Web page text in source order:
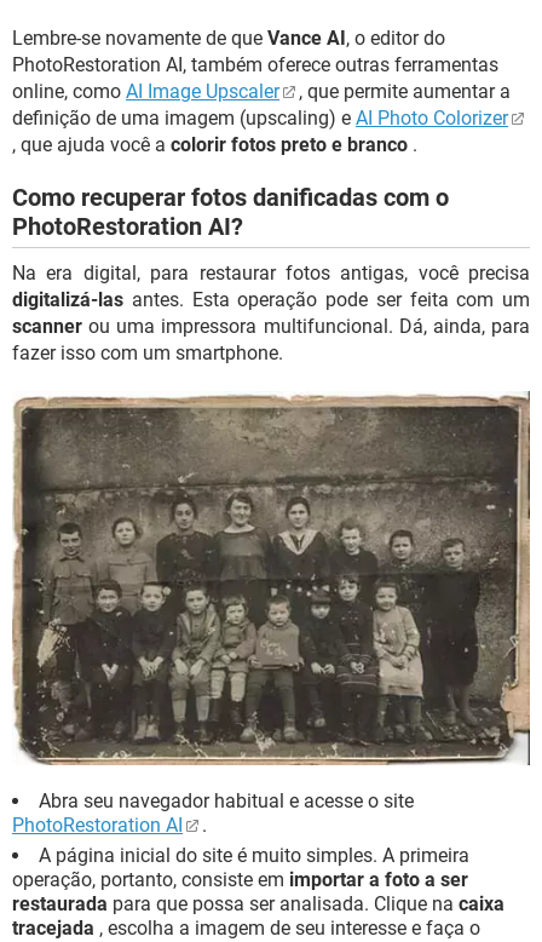
Lembre-se novamente de que Vance AI, o editor do
PhotoRestoration AI, também oferece outras ferramentas
online, como AI Image Upscaler
, que permite aumentar a
definição de uma imagem (upscaling) e AI Photo Colorizer
, que ajuda você a colorir fotos preto e branco .
Como recuperar fotos danificadas com o
PhotoRestoration AI?
Na era digital, para restaurar fotos antigas, você precisa
digitalizá-las antes. Esta operação pode ser feita com um
scanner ou uma impressora multifuncional. Dá, ainda, para
fazer isso com um smartphone.
Abra seu navegador habitual e acesse o site
PhotoRestoration AI
.
A página inicial do site é muito simples. A primeira
operação, portanto, consiste em importar a foto a ser
restaurada para que possa ser analisada. Clique na caixa
tracejada , escolha a imagem de seu interesse e faça o